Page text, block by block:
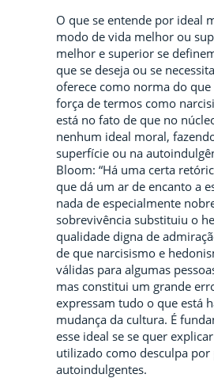
O que se entende por ideal
modo de vida melhor ou
melhor e superior se
que se deseja ou se
oferece como norma do que
força de termos como
está no fato de que no
nenhum ideal moral,
superfície ou na
Bloom: “Há uma certa
que dá um ar de encanto a
nada de especialmente
sobrevivência substituiu o
qualidade digna de
de que narcisismo e
válidas para algumas
mas constitui um grande
expressam tudo o que está
mudança da cultura. É
esse ideal se se quer
utilizado como desculpa por
autoindulgentes.